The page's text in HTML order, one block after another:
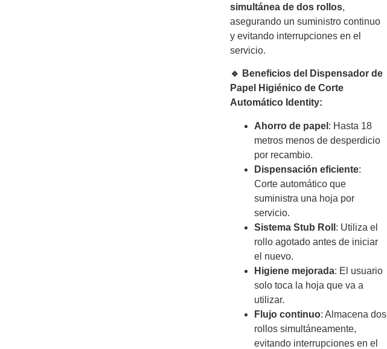
simultánea de dos rollos,
asegurando un suministro continuo
y evitando interrupciones en el
servicio.
🔹 Beneficios del Dispensador de
Papel Higiénico de Corte
Automático Identity:
Ahorro de papel : Hasta 18
metros menos de desperdicio
por recambio.
Dispensación eficiente:
Corte automático que
suministra una hoja por
servicio.
Sistema Stub Roll : Utiliza el
rollo agotado antes de iniciar
el nuevo.
Higiene mejorada: El usuario
solo toca la hoja que va a
utilizar.
Flujo continuo: Almacena dos
rollos simultáneamente,
evitando interrupciones en el